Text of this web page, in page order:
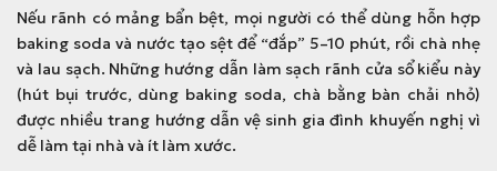
đ
.
Nếu rãnh có mảng bẩn bệt, mọi người có thể dùng hỗn hợp
baking soda và nước tạo sệt để “đắp” 5–10 phút, rồi chà nhẹ
và lau sạch. Những hướng dẫn làm sạch rãnh cửa sổ kiểu này
(hút bụi trước, dùng baking soda, chà bằng bàn chải nhỏ)
được nhiều trang hướng dẫn vệ sinh gia đình khuyến nghị vì
dễ làm tại nhà và ít làm xước.